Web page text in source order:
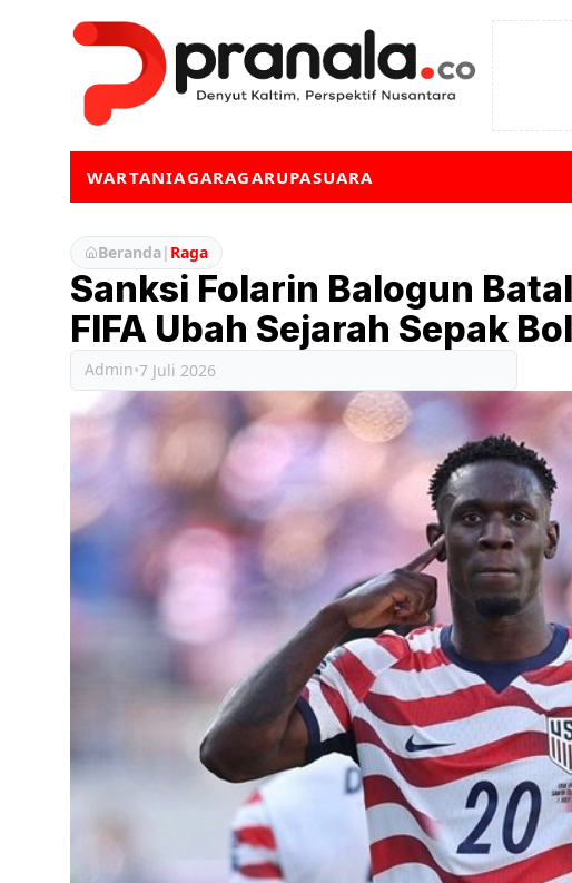
WARTANIAGARAGARUPASUARA
Beranda| Raga
Sanksi Folarin Balogun
FIFA Ubah Sejarah Sepak
Admin•7 Juli 2026